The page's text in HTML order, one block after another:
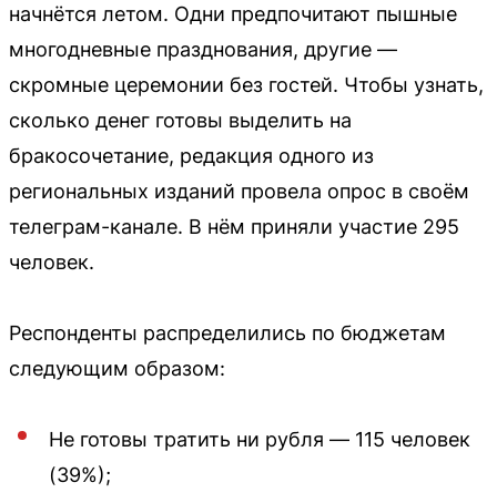
начнётся летом. Одни предпочитают пышные
многодневные празднования, другие —
скромные церемонии без гостей. Чтобы узнать,
сколько денег готовы выделить на
бракосочетание, редакция одного из
региональных изданий провела опрос в своём
телеграм-канале. В нём приняли участие 295
человек.
Респонденты распределились по бюджетам
следующим образом:
Не готовы тратить ни рубля — 115 человек
(39%);